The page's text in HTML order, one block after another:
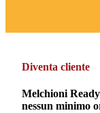
Diventa cliente
Melchioni
nessun minimo